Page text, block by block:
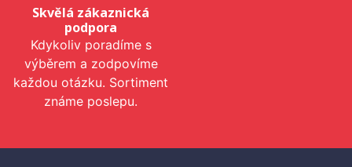
Skvělá zákaznická
podpora
Kdykoliv poradíme s
výběrem a zodpovíme
každou otázku. Sortiment
známe poslepu.